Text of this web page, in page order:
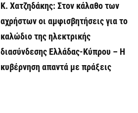
Κ. Χατζηδάκης: Στον κάλαθο των
αχρήστων οι αμφισβητήσεις για το
καλώδιο της ηλεκτρικής
διασύνδεσης Ελλάδας-Κύπρου – Η
κυβέρνηση απαντά με πράξεις